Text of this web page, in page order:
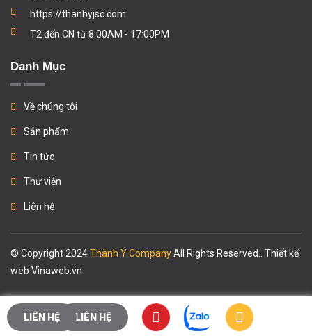
https://thanhyjsc.com
T2 đến CN từ 8:00AM - 17:00PM
Danh Mục
Về chúng tôi
Sản phẩm
Tin tức
Thư viện
Liên hệ
© Copyright 2024Thành Ý CompanyAll Rights Reserved.. Thiết kế
web Vinaweb.vn
LIÊN HỆ
LIÊN HỆ